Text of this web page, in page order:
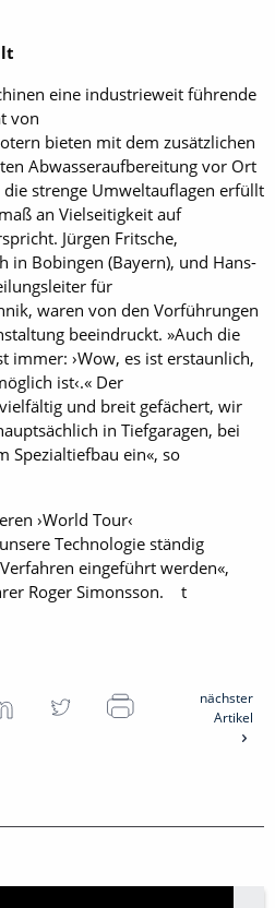
eine industrieweit führende
von
bieten mit dem zusätzlichen
Abwasseraufbereitung vor Ort
strenge Umweltauflagen erfüllt
an Vielseitigkeit auf
Jürgen Fritsche,
in Bobingen (Bayern), und Hans-
für
waren von den Vorführungen
beeindruckt. »Auch die
immer: ›Wow, es ist erstaunlich,
ist‹.« Der
und breit gefächert, wir
in Tiefgaragen, bei
Spezialtiefbau ein«, so
›World Tour‹
Technologie ständig
eingeführt werden«,
Roger Simonsson. t
nächster
Artikel